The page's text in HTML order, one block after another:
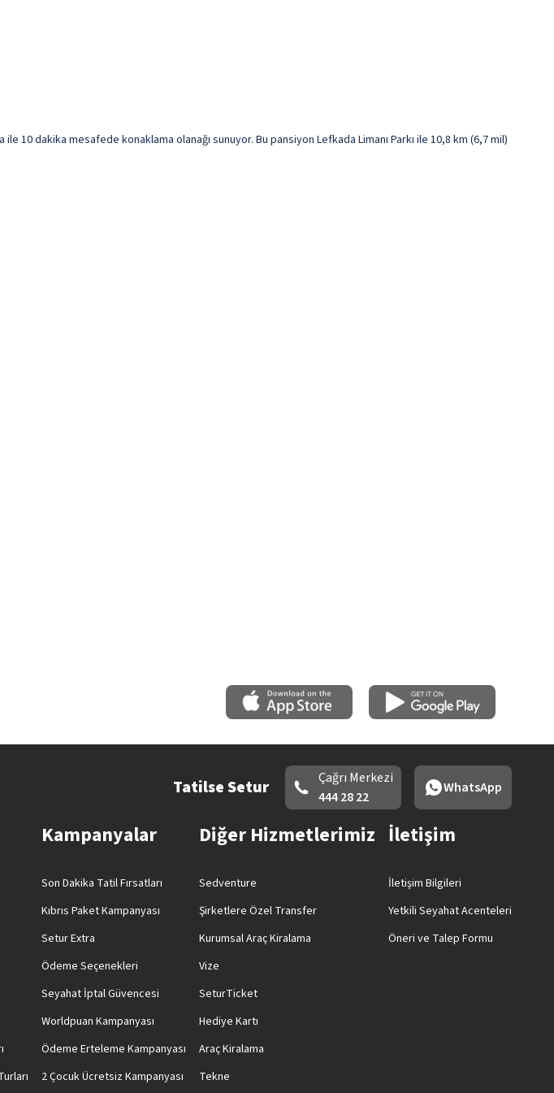
dakika mesafede konaklama olanağı sunuyor. Bu pansiyon Lefkada Limanı Parkı ile 10,8 km (6,7 mil)
Tatilse Setur
Çağrı Merkezi
444 28 22
WhatsApp
Kampanyalar
Son Dakika Tatil Fırsatları
Kıbrıs Paket Kampanyası
Setur Extra
Ödeme Seçenekleri
Seyahat İptal Güvencesi
Worldpuan Kampanyası
Ödeme Erteleme Kampanyası
2 Çocuk Ücretsiz Kampanyası
Diğer Hizmetlerimiz
Sedventure
Şirketlere Özel Transfer
Kurumsal Araç Kiralama
Vize
SeturTicket
Hediye Kartı
Araç Kiralama
Tekne
İletişim
İletişim Bilgileri
Yetkili Seyahat Acenteleri
Öneri ve Talep Formu